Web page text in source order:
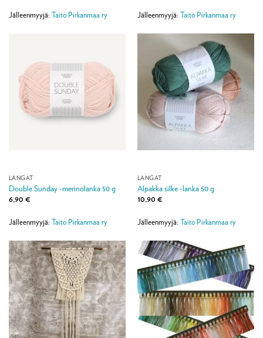
6,90 €.4,50 €.
Jälleenmyyjä: Taito Pirkanmaa ry
9,90 €
Jälleenmyyjä: Taito Pirkanmaa ry
LANGAT
Double Sunday -merinolanka 50 g
6,90 €
Jälleenmyyjä: Taito Pirkanmaa ry
LANGAT
Alpakka silke -lanka 50 g
10,90 €
Jälleenmyyjä: Taito Pirkanmaa ry